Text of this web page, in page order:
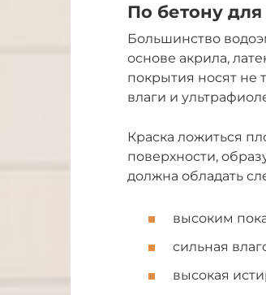
По бетону
Большинство
основе акрила,
покрытия носят не
влаги и
Краска ложиться
поверхности,
должна обладать
высоким
сильная
высокая